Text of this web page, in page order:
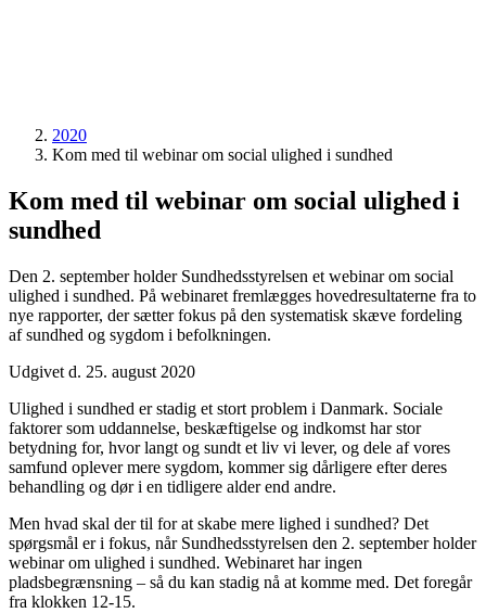
2020
Kom med til webinar om social ulighed i sundhed
Kom med til webinar om social ulighed i
sundhed
Den 2. september holder Sundhedsstyrelsen et webinar om social
ulighed i sundhed. På webinaret fremlægges hovedresultaterne fra to
nye rapporter, der sætter fokus på den systematisk skæve fordeling
af sundhed og sygdom i befolkningen.
Udgivet d. 25. august 2020
Ulighed i sundhed er stadig et stort problem i Danmark. Sociale
faktorer som uddannelse, beskæftigelse og indkomst har stor
betydning for, hvor langt og sundt et liv vi lever, og dele af vores
samfund oplever mere sygdom, kommer sig dårligere efter deres
behandling og dør i en tidligere alder end andre.
Men hvad skal der til for at skabe mere lighed i sundhed? Det
spørgsmål er i fokus, når Sundhedsstyrelsen den 2. september holder
webinar om ulighed i sundhed. Webinaret har ingen
pladsbegrænsning – så du kan stadig nå at komme med. Det foregår
fra klokken 12-15.